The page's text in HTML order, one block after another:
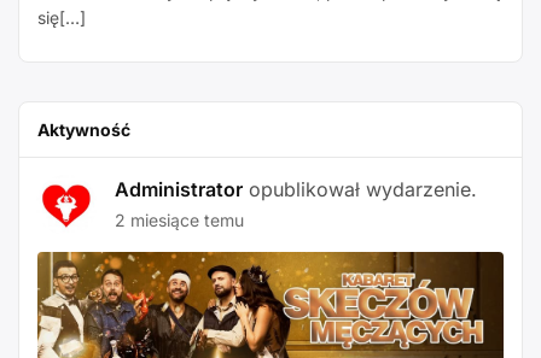
się[…]
Aktywność
Administrator opublikował wydarzenie.
2 miesiące temu